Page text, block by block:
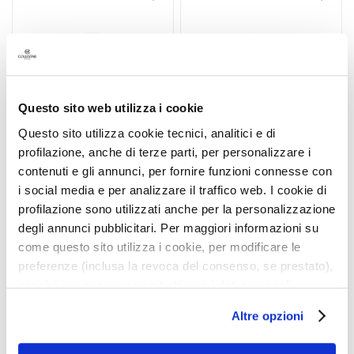
Questo sito web utilizza i cookie
Questo sito utilizza cookie tecnici, analitici e di
profilazione, anche di terze parti, per personalizzare i
contenuti e gli annunci, per fornire funzioni connesse con
i social media e per analizzare il traffico web. I cookie di
profilazione sono utilizzati anche per la personalizzazione
degli annunci pubblicitari. Per maggiori informazioni su
come questo sito utilizza i cookie, per modificare le
preferenze (inclusa la revoca del consenso, se prestato),
nonché per sapere come trattiamo i dati personali –
l’informativa cookie completa e l’informativa privacy
disponibiliqui. Le ricordiamo che, qualora clicchi su
Altre opzioni
t
i
S
i
e
e
A
t
t
i
v
n
lista
IDRATANTE PROTETTIVO
QUOTIDIANO
Crema viso e occhi 24h
lista
IDRATANTE FRESCHEZZA
TOTALE
Crema-gel viso e occhi 24h